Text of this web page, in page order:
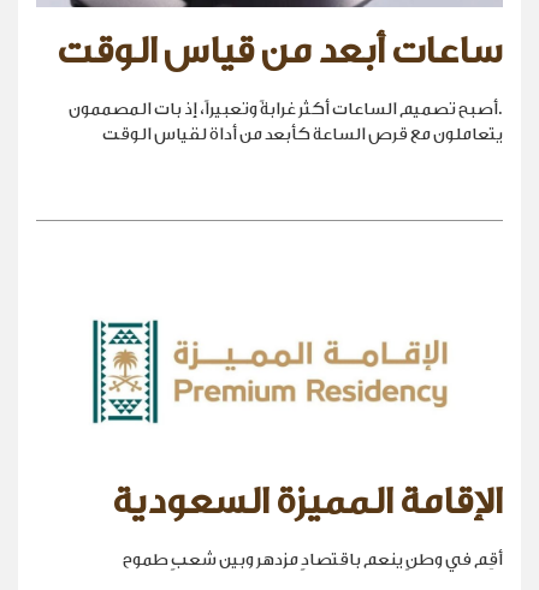
ساعات أبعد من قياس الوقت
.أصبح تصميم الساعات أكثر غرابةً وتعبيراً، إذ بات المصممون
يتعاملون مع قرص الساعة كأبعد من أداة لقياس الوقت
الإقامة المميزة السعودية
أقِم في وطنٍ ينعم باقتصادٍ مزدهر وبين شعبٍ طموح